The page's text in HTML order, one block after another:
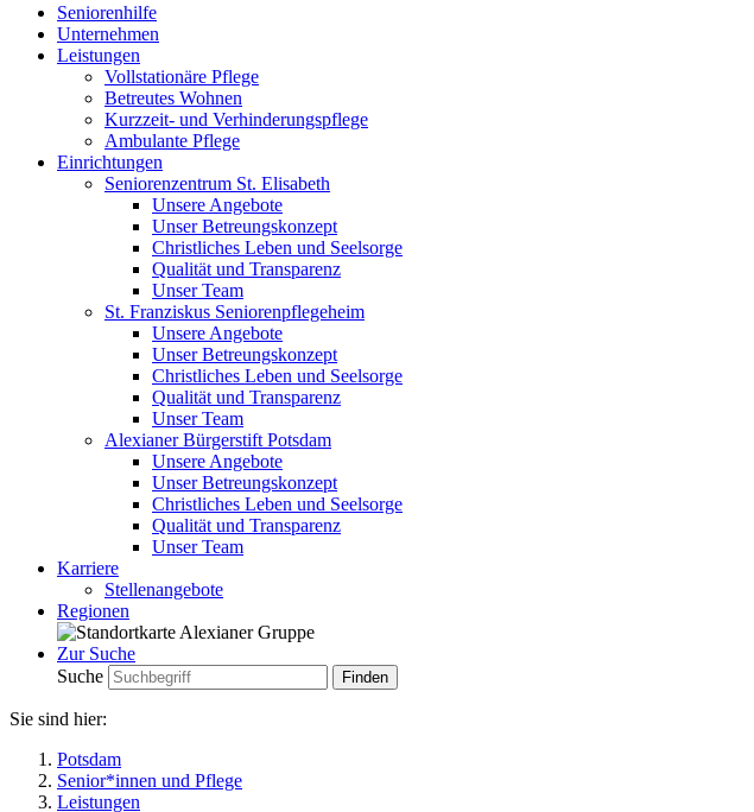
Seniorenhilfe
Unternehmen
Leistungen
Vollstationäre Pflege
Betreutes Wohnen
Kurzzeit- und Verhinderungspflege
Ambulante Pflege
Einrichtungen
Seniorenzentrum St. Elisabeth
Unsere Angebote
Unser Betreungskonzept
Christliches Leben und Seelsorge
Qualität und Transparenz
Unser Team
St. Franziskus Seniorenpflegeheim
Unsere Angebote
Unser Betreungskonzept
Christliches Leben und Seelsorge
Qualität und Transparenz
Unser Team
Alexianer Bürgerstift Potsdam
Unsere Angebote
Unser Betreungskonzept
Christliches Leben und Seelsorge
Qualität und Transparenz
Unser Team
Karriere
Stellenangebote
Regionen
Zur Suche
Suche
Sie sind hier:
Potsdam
Senior*innen und Pflege
Leistungen